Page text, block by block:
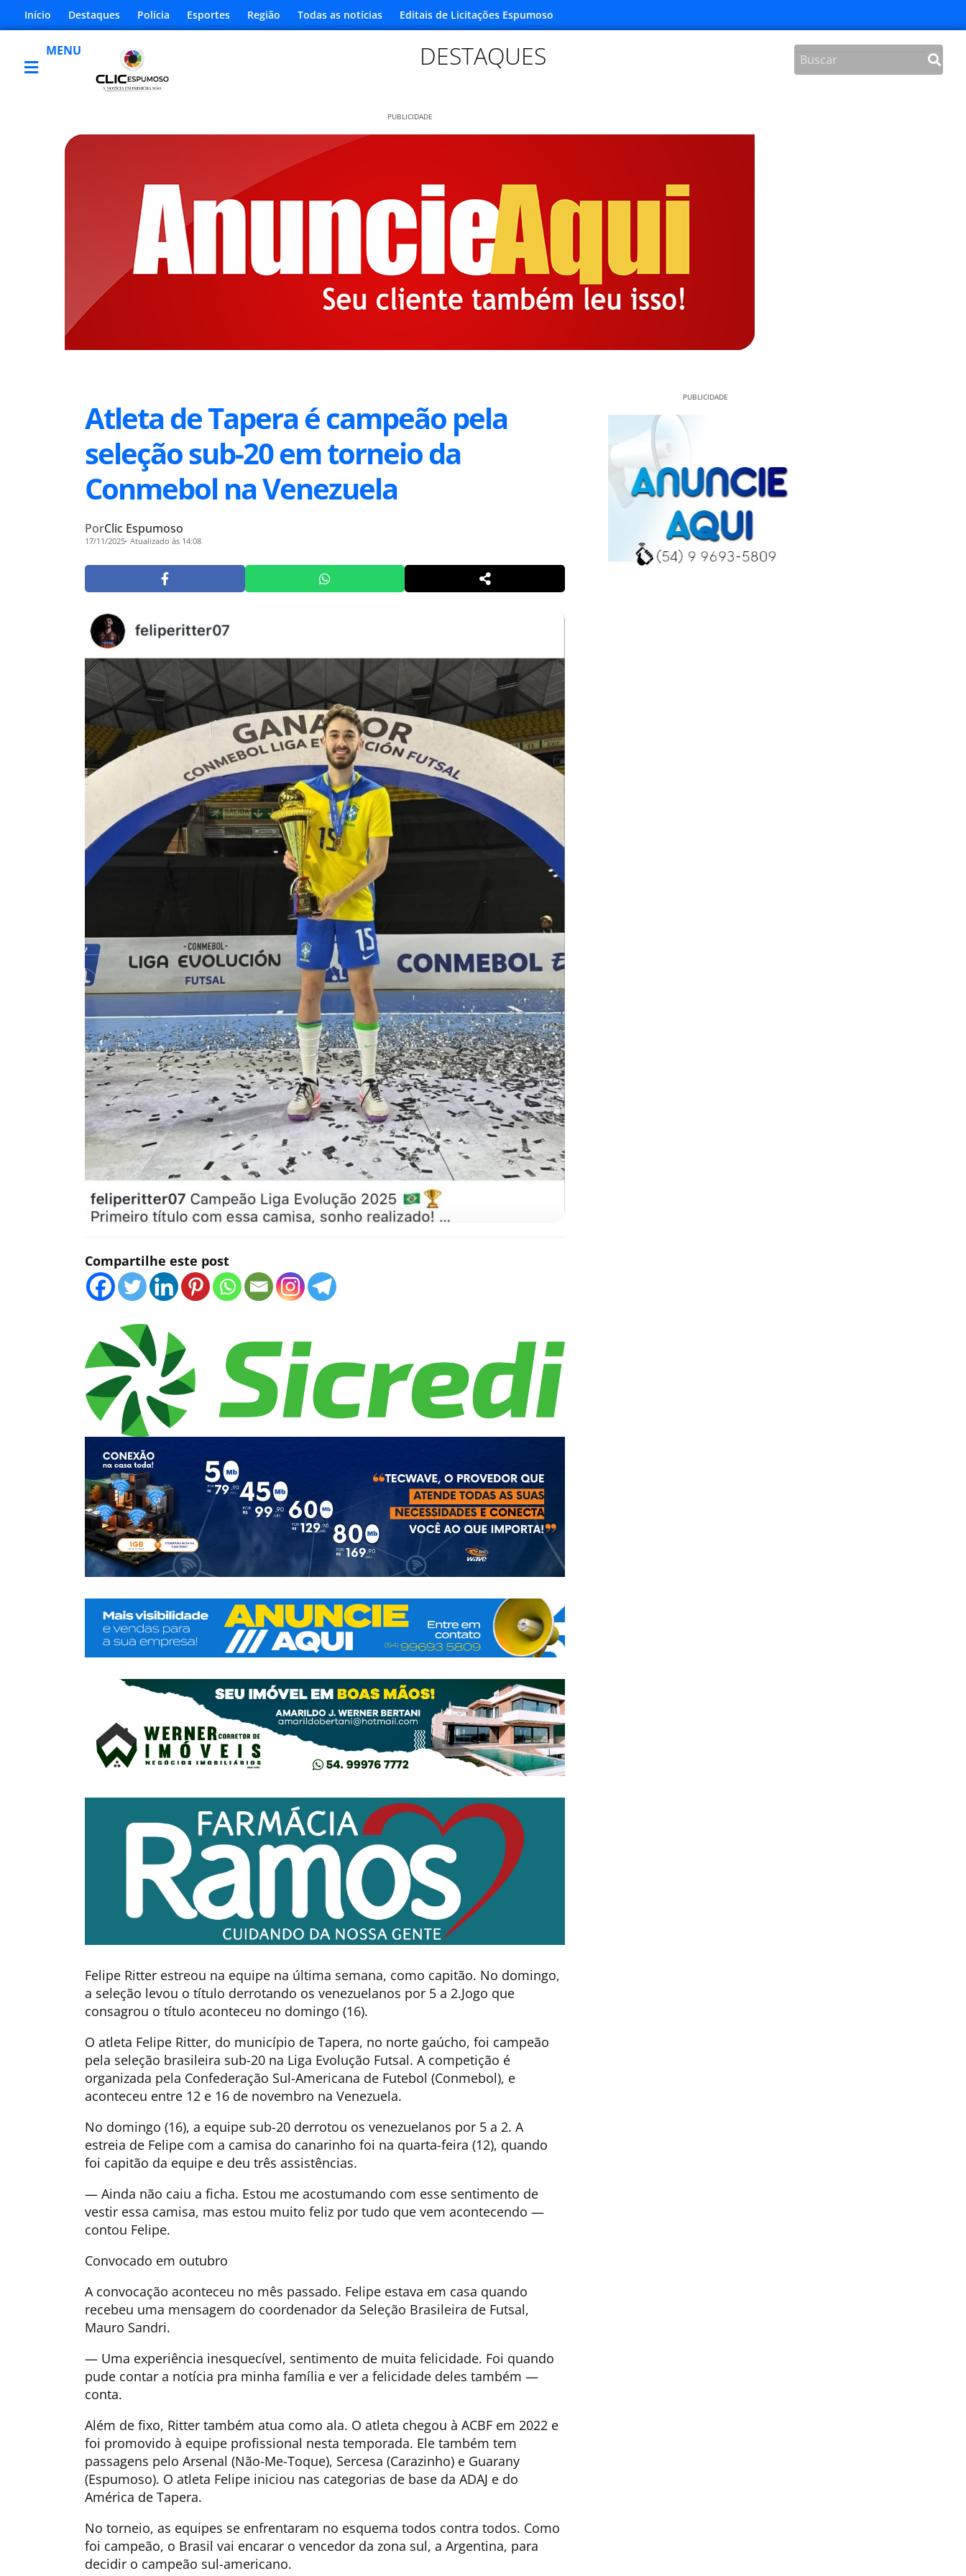
Início Destaques Polícia Esportes Região Todas as notícias Editais de Licitações Espumoso
MENU DESTAQUES
PUBLICIDADE
Atleta de Tapera é campeão pela
seleção sub-20 em torneio da
Conmebol na Venezuela
PorClic Espumoso
17/11/2025 Atualizado às 14:08
Compartilhe este post
Felipe Ritter estreou na equipe na última semana, como capitão. No domingo,
a seleção levou o título derrotando os venezuelanos por 5 a 2.Jogo que
consagrou o título aconteceu no domingo (16).
O atleta Felipe Ritter, do município de Tapera, no norte gaúcho, foi campeão
pela seleção brasileira sub-20 na Liga Evolução Futsal. A competição é
organizada pela Confederação Sul-Americana de Futebol (Conmebol), e
aconteceu entre 12 e 16 de novembro na Venezuela.
No domingo (16), a equipe sub-20 derrotou os venezuelanos por 5 a 2. A
estreia de Felipe com a camisa do canarinho foi na quarta-feira (12), quando
foi capitão da equipe e deu três assistências.
— Ainda não caiu a ficha. Estou me acostumando com esse sentimento de
vestir essa camisa, mas estou muito feliz por tudo que vem acontecendo —
contou Felipe.
Convocado em outubro
A convocação aconteceu no mês passado. Felipe estava em casa quando
recebeu uma mensagem do coordenador da Seleção Brasileira de Futsal,
Mauro Sandri.
— Uma experiência inesquecível, sentimento de muita felicidade. Foi quando
pude contar a notícia pra minha família e ver a felicidade deles também —
conta.
Além de fixo, Ritter também atua como ala. O atleta chegou à ACBF em 2022 e
foi promovido à equipe profissional nesta temporada. Ele também tem
passagens pelo Arsenal (Não-Me-Toque), Sercesa (Carazinho) e Guarany
(Espumoso). O atleta Felipe iniciou nas categorias de base da ADAJ e do
América de Tapera.
No torneio, as equipes se enfrentaram no esquema todos contra todos. Como
foi campeão, o Brasil vai encarar o vencedor da zona sul, a Argentina, para
decidir o campeão sul-americano.
PUBLICIDADE